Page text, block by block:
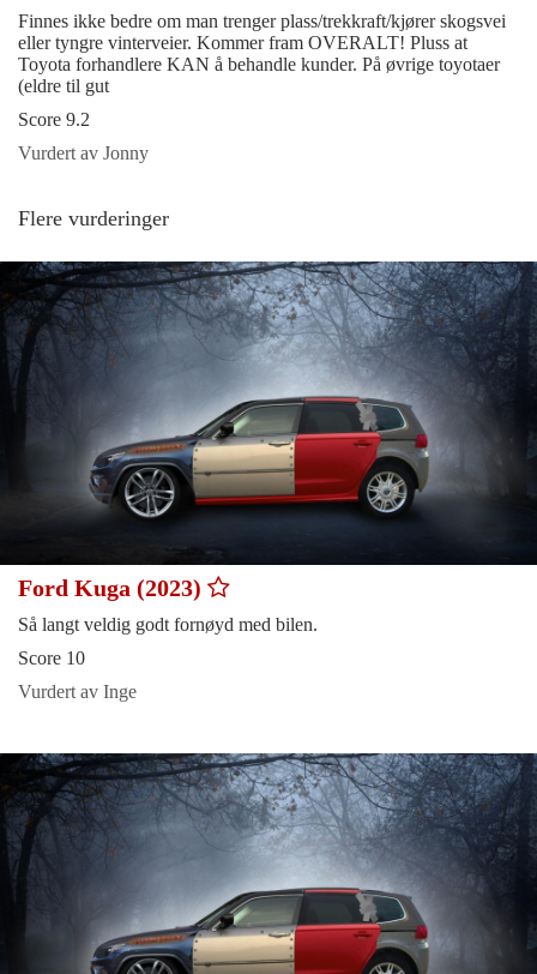
Finnes ikke bedre om man trenger plass/trekkraft/kjører skogsvei
eller tyngre vinterveier. Kommer fram OVERALT! Pluss at
Toyota forhandlere KAN å behandle kunder. På øvrige toyotaer
(eldre til gut
Score 9.2
Vurdert av Jonny
Flere vurderinger
Ford Kuga (2023)
Så langt veldig godt fornøyd med bilen.
Score 10
Vurdert av Inge